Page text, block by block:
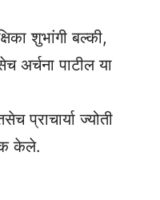
शुभांगी बल्की,
अर्चना पाटील या
ज्योती
केले.